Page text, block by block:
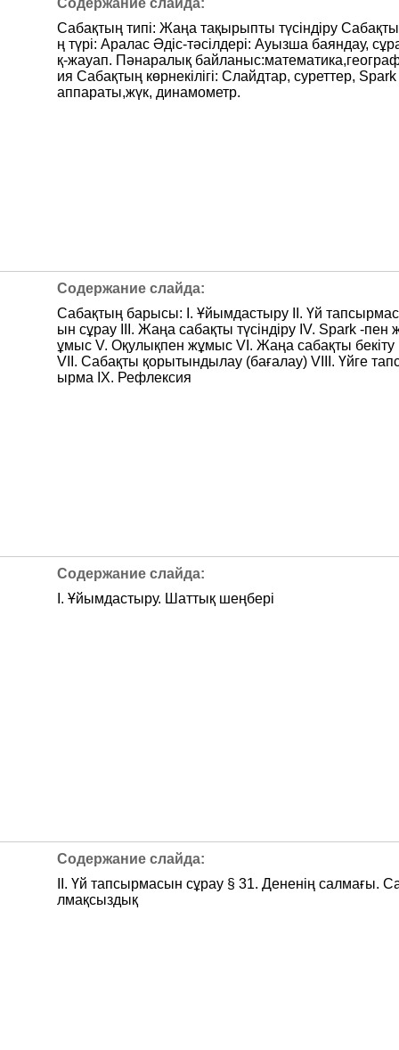
Сабақтың типі: Жаңа тақырыпты түсіндіру Сабақты
ң түрі: Аралас Әдіс-тәсілдері: Ауызша баяндау,
қ-жауап. Пәнаралық
ия Сабақтың көрнекілігі: Слайдтар, суреттер, Spark
аппараты,жүк, динамометр.
Сабақтың барысы: І. Ұйымдастыру ІІ. Үй тапсырмас
ын сұрау ІІІ. Жаңа сабақты түсіндіру ІV. Spark -пен
ұмыс V. Оқулықпен жұмыс VІ. Жаңа сабақты бекіту
VІІ. Сабақты қорытындылау (бағалау) VIІІ. Үйге
ырма ІХ. Рефлексия
І. Ұйымдастыру. Шаттық шеңбері
ІІ. Үй тапсырмасын сұрау § 31. Дененің салмағы.
лмақсыздық